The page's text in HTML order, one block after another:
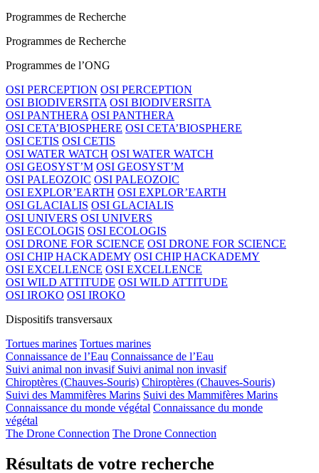
Programmes de Recherche
Programmes de Recherche
Programmes de l’ONG
OSI PERCEPTION OSI PERCEPTION
OSI BIODIVERSITA OSI BIODIVERSITA
OSI PANTHERA OSI PANTHERA
OSI CETA’BIOSPHERE OSI CETA’BIOSPHERE
OSI CETIS OSI CETIS
OSI WATER WATCH OSI WATER WATCH
OSI GEOSYST’M OSI GEOSYST’M
OSI PALEOZOIC OSI PALEOZOIC
OSI EXPLOR’EARTH OSI EXPLOR’EARTH
OSI GLACIALIS OSI GLACIALIS
OSI UNIVERS OSI UNIVERS
OSI ECOLOGIS OSI ECOLOGIS
OSI DRONE FOR SCIENCE OSI DRONE FOR SCIENCE
OSI CHIP HACKADEMY OSI CHIP HACKADEMY
OSI EXCELLENCE OSI EXCELLENCE
OSI WILD ATTITUDE OSI WILD ATTITUDE
OSI IROKO OSI IROKO
Dispositifs transversaux
Tortues marines Tortues marines
Connaissance de l’Eau Connaissance de l’Eau
Suivi animal non invasif Suivi animal non invasif
Chiroptères (Chauves-Souris) Chiroptères (Chauves-Souris)
Suivi des Mammifères Marins Suivi des Mammifères Marins
Connaissance du monde végétal Connaissance du monde
végétal
The Drone Connection The Drone Connection
Résultats de votre recherche